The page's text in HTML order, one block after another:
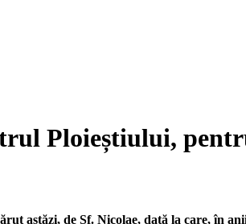
Ploieștiului,
astăzi, de Sf. Nicolae, dată la care, în